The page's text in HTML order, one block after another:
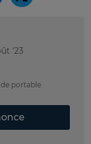
'23
portable